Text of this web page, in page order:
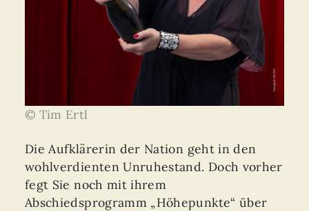
© Tim Ertl
Die Aufklärerin der Nation geht in den
wohlverdienten Unruhestand. Doch vorher
fegt Sie noch mit ihrem
Abschiedsprogramm „Höhepunkte“ über